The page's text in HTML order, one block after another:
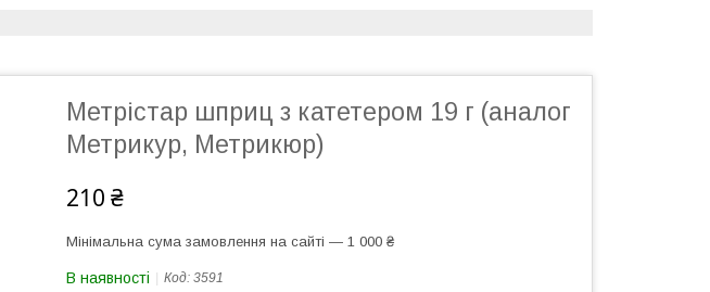
Метрістар шприц з катетером 19 г (аналог
Метрикур, Метрикюр)
210 ₴
Мінімальна сума замовлення на сайті — 1 000 ₴
В наявності Код: 3591